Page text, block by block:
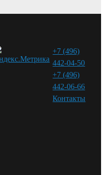
+7 (496)
442-04-50
+7 (496)
442-06-66
Контакты⁠